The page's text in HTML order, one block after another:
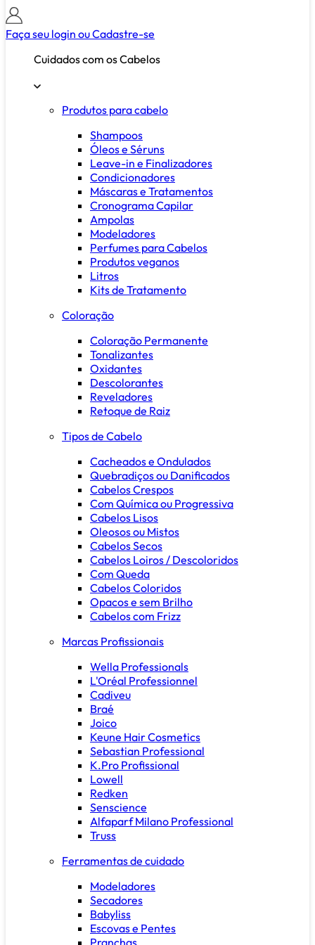
Faça seu login ouCadastre-se
Cuidados com os Cabelos
Produtos para cabelo
Shampoos
Óleos e Séruns
Leave-in e Finalizadores
Condicionadores
Máscaras e Tratamentos
Cronograma Capilar
Ampolas
Modeladores
Perfumes para Cabelos
Produtos veganos
Litros
Kits de Tratamento
Coloração
Coloração Permanente
Tonalizantes
Oxidantes
Descolorantes
Reveladores
Retoque de Raiz
Tipos de Cabelo
Cacheados e Ondulados
Quebradiços ou Danificados
Cabelos Crespos
Com Química ou Progressiva
Cabelos Lisos
Oleosos ou Mistos
Cabelos Secos
Cabelos Loiros / Descoloridos
Com Queda
Cabelos Coloridos
Opacos e sem Brilho
Cabelos com Frizz
Marcas Profissionais
Wella Professionals
L'Oréal Professionnel
Cadiveu
Braé
Joico
Keune Hair Cosmetics
Sebastian Professional
K.Pro Profissional
Lowell
Redken
Senscience
Alfaparf Milano Professional
Truss
Ferramentas de cuidado
Modeladores
Secadores
Babyliss
Escovas e Pentes
Pranchas